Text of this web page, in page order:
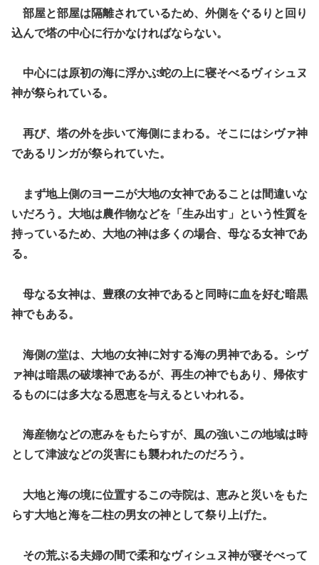
部屋と部屋は隔離されているため、外側をぐるりと回り
込んで塔の中心に行かなければならない。
中心には原初の海に浮かぶ蛇の上に寝そべるヴィシュヌ
神が祭られている。
再び、塔の外を歩いて海側にまわる。そこにはシヴァ神
であるリンガが祭られていた。
まず地上側のヨーニが大地の女神であることは間違いな
いだろう。大地は農作物などを「生み出す」という性質を
持っているため、大地の神は多くの場合、母なる女神であ
る。
母なる女神は、豊穣の女神であると同時に血を好む暗黒
神でもある。
海側の堂は、大地の女神に対する海の男神である。シヴ
ァ神は暗黒の破壊神であるが、再生の神でもあり、帰依す
るものには多大なる恩恵を与えるといわれる。
海産物などの恵みをもたらすが、風の強いこの地域は時
として津波などの災害にも襲われたのだろう。
大地と海の境に位置するこの寺院は、恵みと災いをもた
らす大地と海を二柱の男女の神として祭り上げた。
その荒ぶる夫婦の間で柔和なヴィシュヌ神が寝そべって